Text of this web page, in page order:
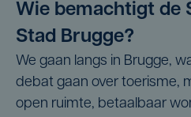
Wie bemachtigt de
Stad Brugge?
We gaan langs in Brugge,
debat gaan over toerisme,
open ruimte, betaalbaar